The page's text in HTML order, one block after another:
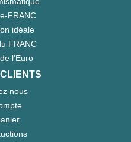
FRANC
idéale
FRANC
l'Euro
nous